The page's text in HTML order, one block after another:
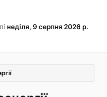
неділя, 9 серпня 2026 р.